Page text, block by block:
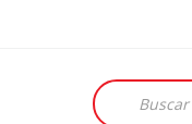
Búsqueda
de